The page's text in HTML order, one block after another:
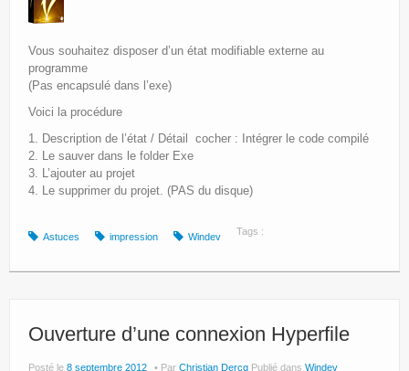
Vous souhaitez disposer d’un état modifiable externe au
programme
(Pas encapsulé dans l’exe)
Voici la procédure
1. Description de l’état / Détail cocher : Intégrer le code compilé
2. Le sauver dans le folder Exe
3. L’ajouter au projet
4. Le supprimer du projet. (PAS du disque)
Tags :
Astuces impression Windev
Ouverture d’une connexion Hyperfile
Posté le 8 septembre 2012 Par Christian Dercq Publié dans Windev